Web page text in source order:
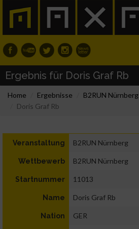
Ergebnis für Doris Graf Rb
Home Ergebnisse B2RUN Nürnberg
Doris Graf Rb
Veranstaltung B2RUN Nürnberg
Wettbewerb B2RUN Nürnberg
Startnummer 11013
Name Doris Graf Rb
Nation GER